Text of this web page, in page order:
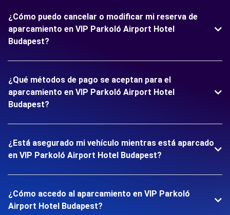
¿Cómo puedo cancelar o modificar mi reserva de
aparcamiento en VIP Parkoló Airport Hotel
Budapest?
¿Qué métodos de pago se aceptan para el
aparcamiento en VIP Parkoló Airport Hotel
Budapest?
¿Está asegurado mi vehículo mientras está aparcado
en VIP Parkoló Airport Hotel Budapest?
¿Cómo accedo al aparcamiento en VIP Parkoló
Airport Hotel Budapest?